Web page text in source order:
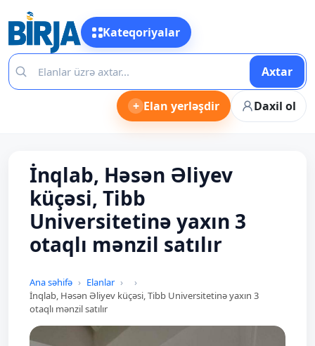
Kateqoriyalar
Axtar
+ Elan yerləşdir Daxil ol
İnqlab, Həsən Əliyev
küçəsi, Tibb
Universitetinə yaxın 3
otaqlı mənzil satılır
Ana səhifə
Elanlar
İnqlab, Həsən Əliyev küçəsi, Tibb Universitetinə yaxın 3
otaqlı mənzil satılır